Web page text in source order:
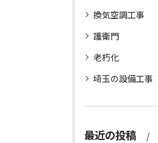
換気空調工事
護衛門
老朽化
埼玉の設備工事
最近の投稿